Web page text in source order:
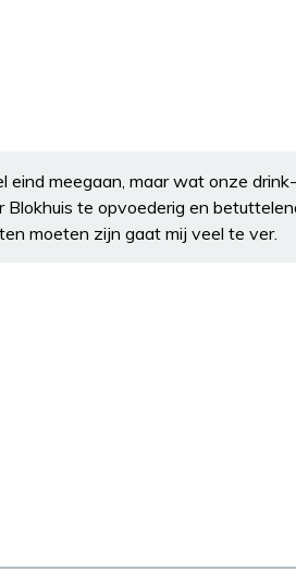
eind meegaan, maar wat onze
te opvoederig en
moeten zijn gaat mij veel te ver.